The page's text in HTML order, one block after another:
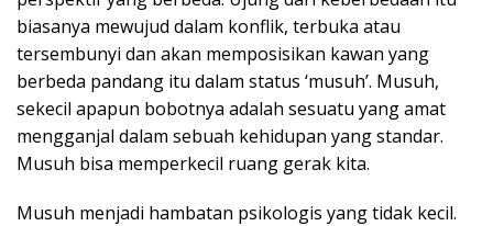
biasanya mewujud dalam konflik, terbuka atau
tersembunyi dan akan memposisikan kawan yang
berbeda pandang itu dalam status ‘musuh’. Musuh,
sekecil apapun bobotnya adalah sesuatu yang amat
mengganjal dalam sebuah kehidupan yang standar.
Musuh bisa memperkecil ruang gerak kita.
Musuh menjadi hambatan psikologis yang tidak kecil.